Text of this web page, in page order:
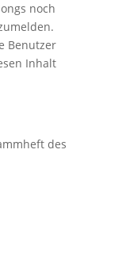
noch
Benutzer
Inhalt
des